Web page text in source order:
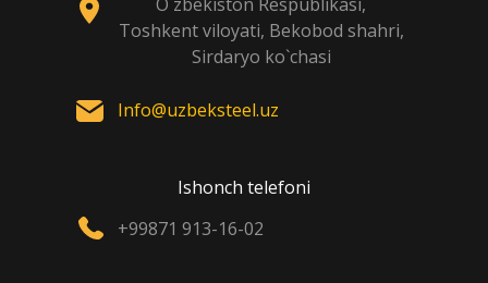
Toshkent viloyati, Bekobod shahri,
Sirdaryo ko`chasi
Info@uzbeksteel.uz
Ishonch telefoni
+99871 913-16-02